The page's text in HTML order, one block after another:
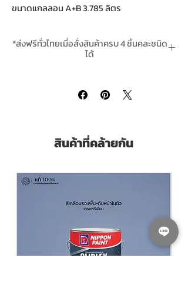
ขนาดแกลลอน A+B 3.785 ลิตร
*ส่งฟรีทั่วไทยเมื่อสั่งสินค้าครบ 4 ชิ้นคละชนิด
ได้
สินค้าที่คล้ายกัน